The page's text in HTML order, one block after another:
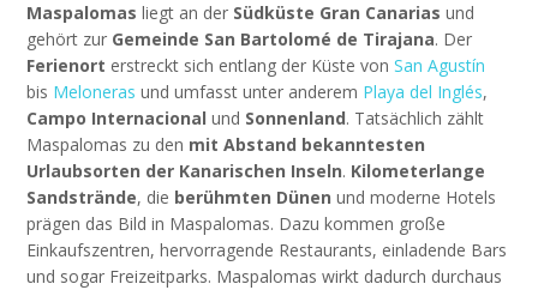
Maspalomas liegt an der Südküste Gran Canarias und
gehört zur Gemeinde San Bartolomé de Tirajana. Der
Ferienort erstreckt sich entlang der Küste vonSan Agustín
bis Meloneras und umfasst unter anderem Playa del Inglés,
Campo Internacional und Sonnenland. Tatsächlich zählt
Maspalomas zu den mit Abstand bekanntesten
Urlaubsorten der Kanarischen Inseln. Kilometerlange
Sandstrände, die berühmten Dünen und moderne Hotels
prägen das Bild in Maspalomas. Dazu kommen große
Einkaufszentren, hervorragende Restaurants, einladende Bars
und sogar Freizeitparks. Maspalomas wirkt dadurch durchaus